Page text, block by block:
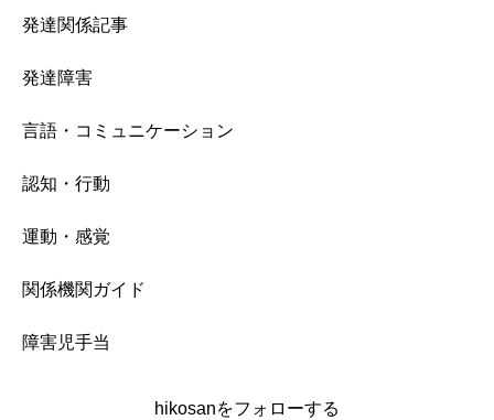
発達関係記事
発達障害
言語・コミュニケーション
認知・行動
運動・感覚
関係機関ガイド
障害児手当
hikosanをフォローする